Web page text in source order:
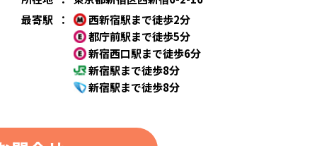
最寄駅
：
西新宿駅まで徒歩2分
都庁前駅まで徒歩5分
新宿西口駅まで徒歩6分
新宿駅まで徒歩8分
新宿駅まで徒歩8分